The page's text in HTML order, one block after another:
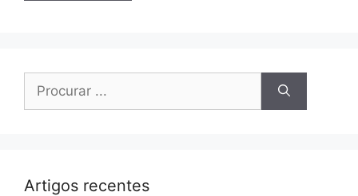
por:
Artigos recentes